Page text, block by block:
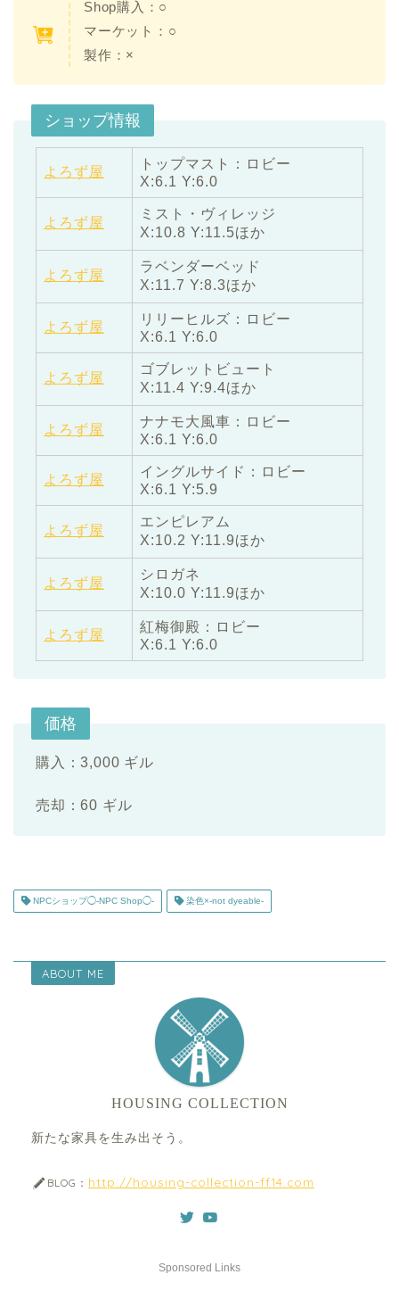
Shop購入：○
マーケット：○
製作：×
ショップ情報
よろず屋
トップマスト：ロビー
X:6.1 Y:6.0
よろず屋
ミスト・ヴィレッジ
X:10.8 Y:11.5ほか
よろず屋
ラベンダーベッド
X:11.7 Y:8.3ほか
よろず屋
リリーヒルズ：ロビー
X:6.1 Y:6.0
よろず屋
ゴブレットビュート
X:11.4 Y:9.4ほか
よろず屋
ナナモ大風車：ロビー
X:6.1 Y:6.0
よろず屋
イングルサイド：ロビー
X:6.1 Y:5.9
よろず屋
エンピレアム
X:10.2 Y:11.9ほか
よろず屋
シロガネ
X:10.0 Y:11.9ほか
よろず屋
紅梅御殿：ロビー
X:6.1 Y:6.0
価格
購入：3,000 ギル
売却：60 ギル
NPCショップ◯-NPC Shop◯- 染色×-not dyeable-
ABOUT ME
HOUSING COLLECTION
新たな家具を生み出そう。
BLOG： http://housing-collection-ff14.com
Sponsored Links